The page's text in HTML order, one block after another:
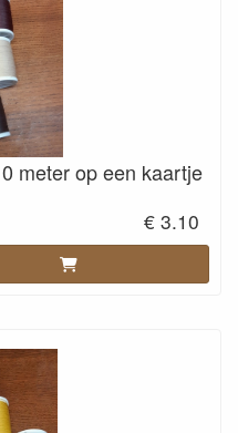
meter op een kaartje
€ 3.10